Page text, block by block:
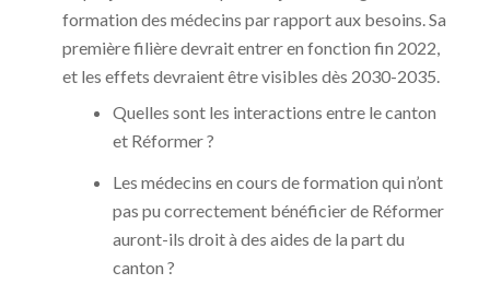
formation des médecins par rapport aux besoins. Sa
première filière devrait entrer en fonction fin 2022,
et les effets devraient être visibles dès 2030-2035.
Quelles sont les interactions entre le canton
et Réformer ?
Les médecins en cours de formation qui n’ont
pas pu correctement bénéficier de Réformer
auront-ils droit à des aides de la part du
canton ?